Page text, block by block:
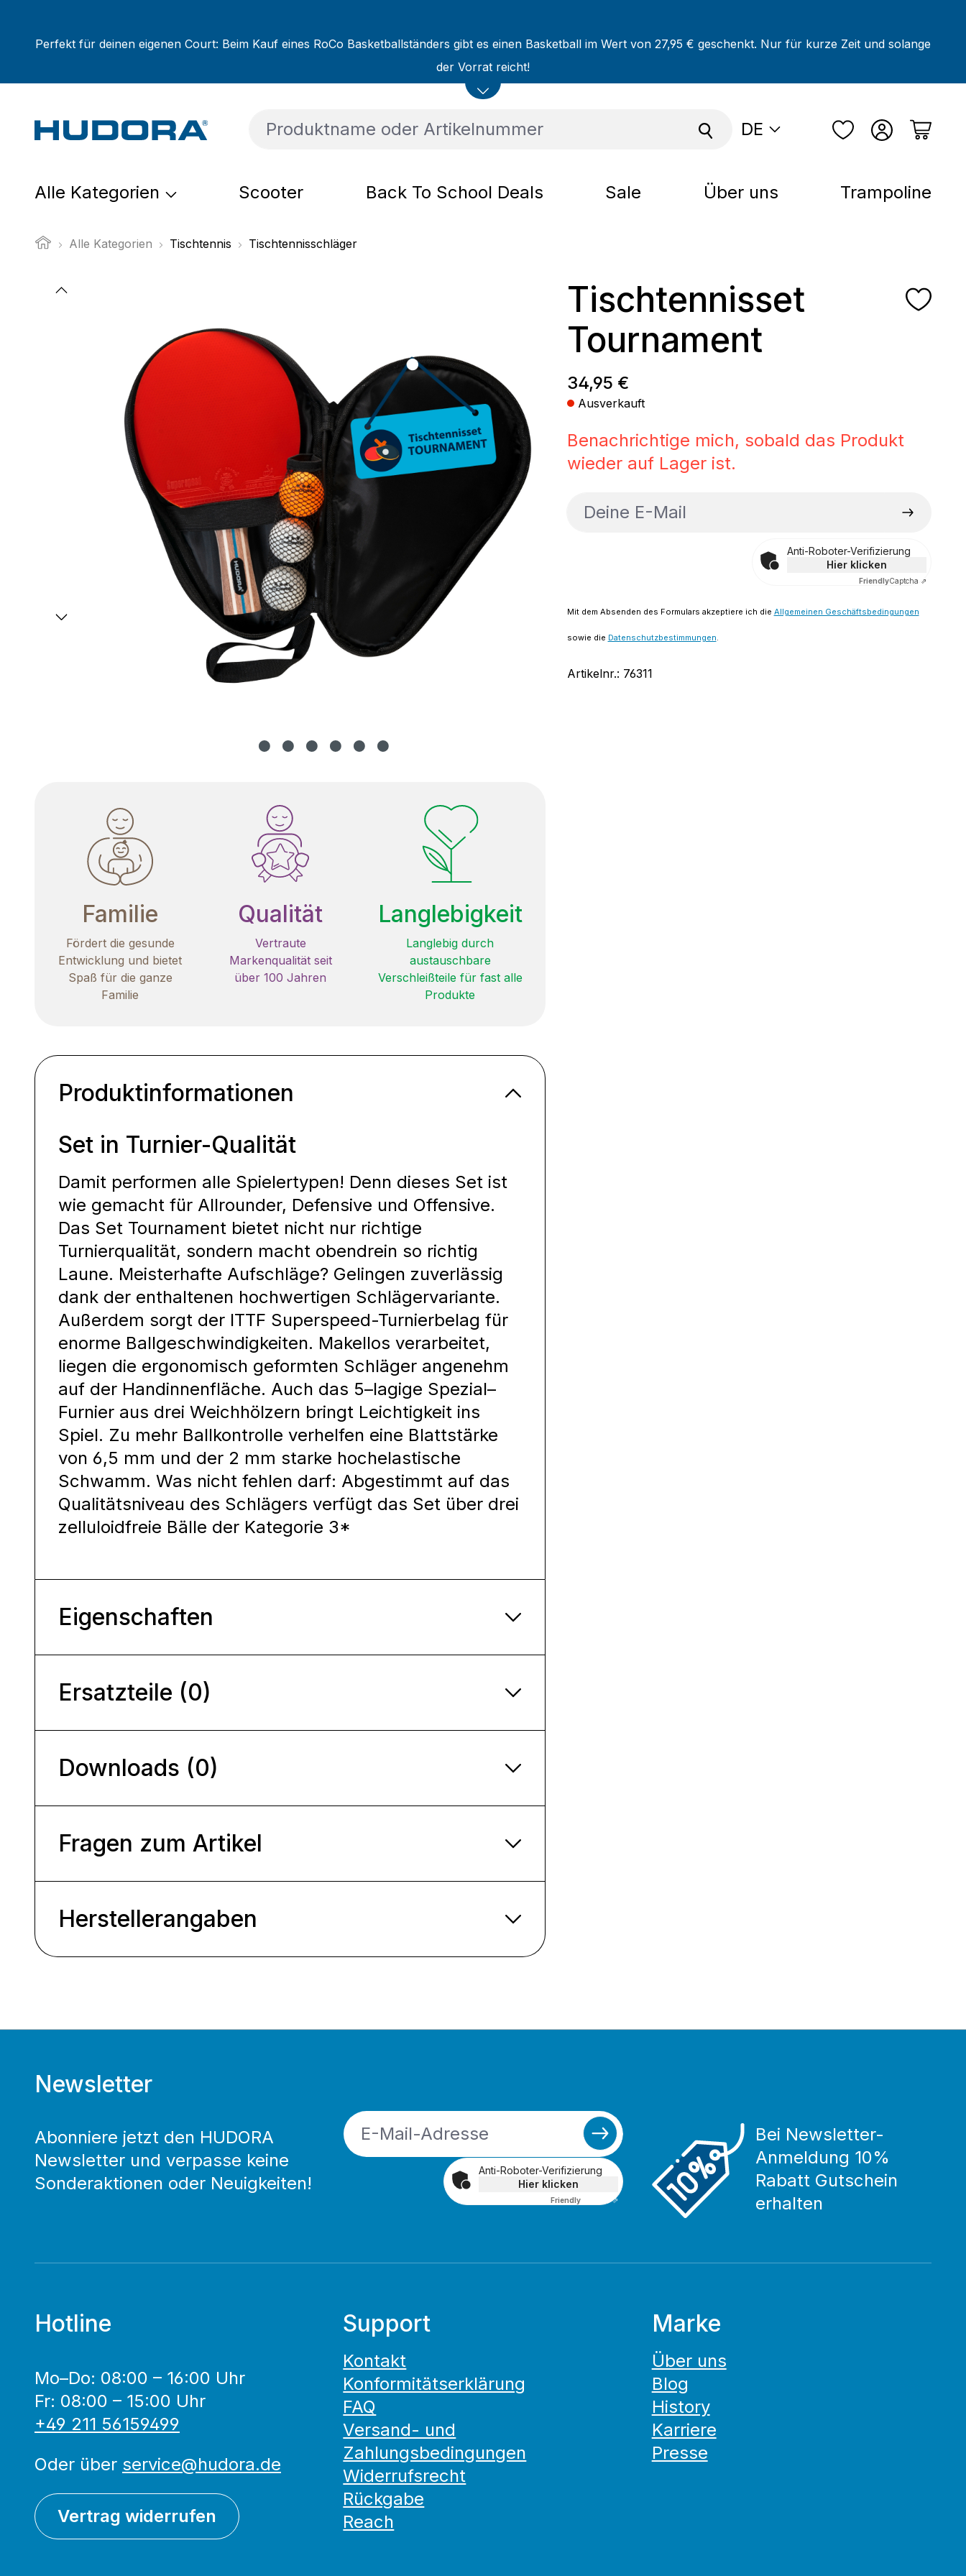
Perfekt für deinen eigenen Court: Beim Kauf eines RoCo Basketballständers gibt es einen Basketball im Wert von 27,95 € geschenkt. Nur für kurze Zeit und solange
der Vorrat reicht!
DE
Alle Kategorien Scooter Back To School Deals Sale Über uns Trampoline
Alle Kategorien Tischtennis Tischtennisschläger
Bildergalerie überspringen
Familie
Fördert die gesunde
Entwicklung und bietet
Spaß für die ganze
Familie
Qualität
Vertraute
Markenqualität seit
über 100 Jahren
Langlebigkeit
Langlebig durch
austauschbare
Verschleißteile für fast alle
Produkte
Tischtennisset
Tournament
Regulärer Preis:
34,95 €
Ausverkauft
Benachrichtige mich, sobald das Produkt
wieder auf Lager ist.
Deine E-Mail
Anti-Roboter-Verifizierung
Hier klicken
FriendlyCaptcha ⇗
Mit dem Absenden des Formulars akzeptiere ich die Allgemeinen Geschäftsbedingungen
sowie die Datenschutzbestimmungen.
Artikelnr.: 76311
Produktinformationen
Set in Turnier-Qualität
Damit performen alle Spielertypen! Denn dieses Set ist
wie gemacht für Allrounder, Defensive und Offensive.
Das Set Tournament bietet nicht nur richtige
Turnierqualität, sondern macht obendrein so richtig
Laune. Meisterhafte Aufschläge? Gelingen zuverlässig
dank der enthaltenen hochwertigen Schlägervariante.
Außerdem sorgt der ITTF Superspeed-Turnierbelag für
enorme Ballgeschwindigkeiten. Makellos verarbeitet,
liegen die ergonomisch geformten Schläger angenehm
auf der Handinnenfläche. Auch das 5–lagige Spezial–
Furnier aus drei Weichhölzern bringt Leichtigkeit ins
Spiel. Zu mehr Ballkontrolle verhelfen eine Blattstärke
von 6,5 mm und der 2 mm starke hochelastische
Schwamm. Was nicht fehlen darf: Abgestimmt auf das
Qualitätsniveau des Schlägers verfügt das Set über drei
zelluloidfreie Bälle der Kategorie 3*
Eigenschaften
Ersatzteile (0)
Downloads (0)
Fragen zum Artikel
Herstellerangaben
Newsletter
Abonniere jetzt den HUDORA
Newsletter und verpasse keine
Sonderaktionen oder Neuigkeiten!
Anti-Roboter-Verifizierung
Hier klicken
FriendlyCaptcha ⇗
Bei Newsletter-
Anmeldung 10%
Rabatt Gutschein
erhalten
Hotline
Mo–Do: 08:00 – 16:00 Uhr
Fr: 08:00 – 15:00 Uhr
+49 211 56159499
Oder über service@hudora.de
Vertrag widerrufen
Support
Kontakt
Konformitätserklärung
FAQ
Versand- und
Zahlungsbedingungen
Widerrufsrecht
Rückgabe
Reach
Marke
Über uns
Blog
History
Karriere
Presse